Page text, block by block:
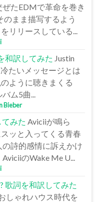
たEDMで革命を巻き
まま描写するよう
リリースしている...
和訳してみた Justin
たいメッセージとは
ように聴きまくる
ム5曲...
Bieber
みた Aviciiが鳴ら
ッと入ってくる青春
詩的感情に訴えかけ
のWake Me U...
歌詞を和訳してみた
しゃれハウス時代を